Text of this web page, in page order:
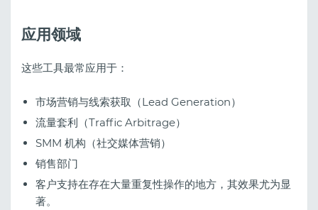
应用领域
这些工具最常应用于：
市场营销与线索获取（Lead Generation）
流量套利（Traffic Arbitrage）
SMM 机构（社交媒体营销）
销售部门
客户支持在存在大量重复性操作的地方，其效果尤为显
著。